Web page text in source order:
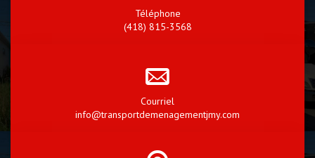
Téléphone
(418) 815-3568
Courriel
info@transportdemenagementjmy.com